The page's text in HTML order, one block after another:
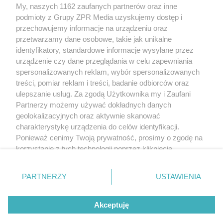
Żaden utwór zamieszczony w serwisie nie może być powielany i
rozpowszechniany lub dalej rozpowszechniany w jakikolwiek sposób (w tym
także elektroniczny lub mechaniczny) na jakimkolwiek polu eksploatacji w
jakiejkolwiek formie, włącznie z umieszczaniem w Internecie bez pisemnej
zgody właściciela praw. Jakiekolwiek użycie lub wykorzystanie utworów w
całości lub w części z naruszeniem prawa, tzn. bez właściwej zgody, jest
zabronione pod groźbą kary i może być ścigane prawnie.
My, naszych 1162 zaufanych partnerów oraz inne
podmioty z Grupy ZPR Media uzyskujemy dostęp i
przechowujemy informacje na urządzeniu oraz
przetwarzamy dane osobowe, takie jak unikalne
identyfikatory, standardowe informacje wysyłane przez
urządzenie czy dane przeglądania w celu zapewniania
spersonalizowanych reklam, wybór spersonalizowanych
treści, pomiar reklam i treści, badanie odbiorców oraz
ulepszanie usług. Za zgodą Użytkownika my i Zaufani
Partnerzy możemy używać dokładnych danych
geolokalizacyjnych oraz aktywnie skanować
charakterystykę urządzenia do celów identyfikacji.
Ponieważ cenimy Twoją prywatność, prosimy o zgodę na
korzystanie z tych technologii poprzez kliknięcie
zmienić/wycofać klikając przycisk ustawień prywatności
znajdujący się w lewym dolnym rogu strony
rodzaje przetwarzania danych nie wymagają zgody
użytkownika, ale masz prawo sprzeciwić się takiemu
przetwarzaniu. Preferencje będą miały zastosowanie tylko
PARTNERZY USTAWIENIA
Akceptuję